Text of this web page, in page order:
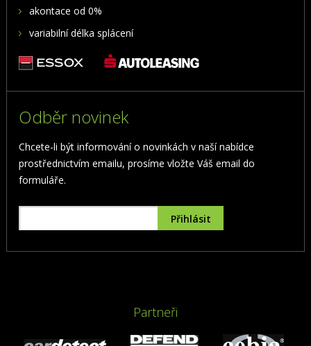
akontace od 0%
variabilní délka splácení
Odběr novinek
Chcete-li být informování o novinkách v naší nabídce
prostřednictvím emailu, prosíme vložte Váš email do
formuláře.
Partneři